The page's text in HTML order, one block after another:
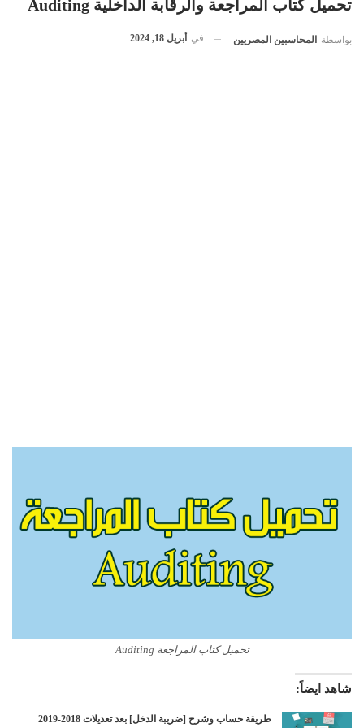
تحميل كتاب المراجعة والرقابة الداخلية Auditing
بواسطة المحاسبين المصريين في أبريل 18, 2024
تحميل كتاب المراجعة Auditing
شاهد ايضاً:
طريقة حساب وشرح [ضريبة الدخل] بعد تعديلات 2018-2019